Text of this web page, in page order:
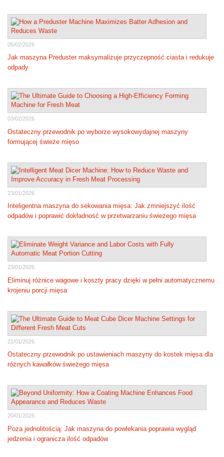
05/02/2026
Jak maszyna Preduster maksymalizuje przyczepność ciasta i redukuje
odpady
03/02/2026
Ostateczny przewodnik po wyborze wysokowydajnej maszyny
formującej świeże mięso
23/01/2026
Inteligentna maszyna do sekowania mięsa: Jak zmniejszyć ilość
odpadów i poprawić dokładność w przetwarzaniu świeżego mięsa
23/01/2026
Eliminuj różnice wagowe i koszty pracy dzięki w pełni automatycznemu
krojeniu porcji mięsa
22/01/2026
Ostateczny przewodnik po ustawieniach maszyny do kostek mięsa dla
różnych kawałków świeżego mięsa
20/01/2026
Poza jednolitością: Jak maszyna do powlekania poprawia wygląd
jedzenia i ogranicza ilość odpadów